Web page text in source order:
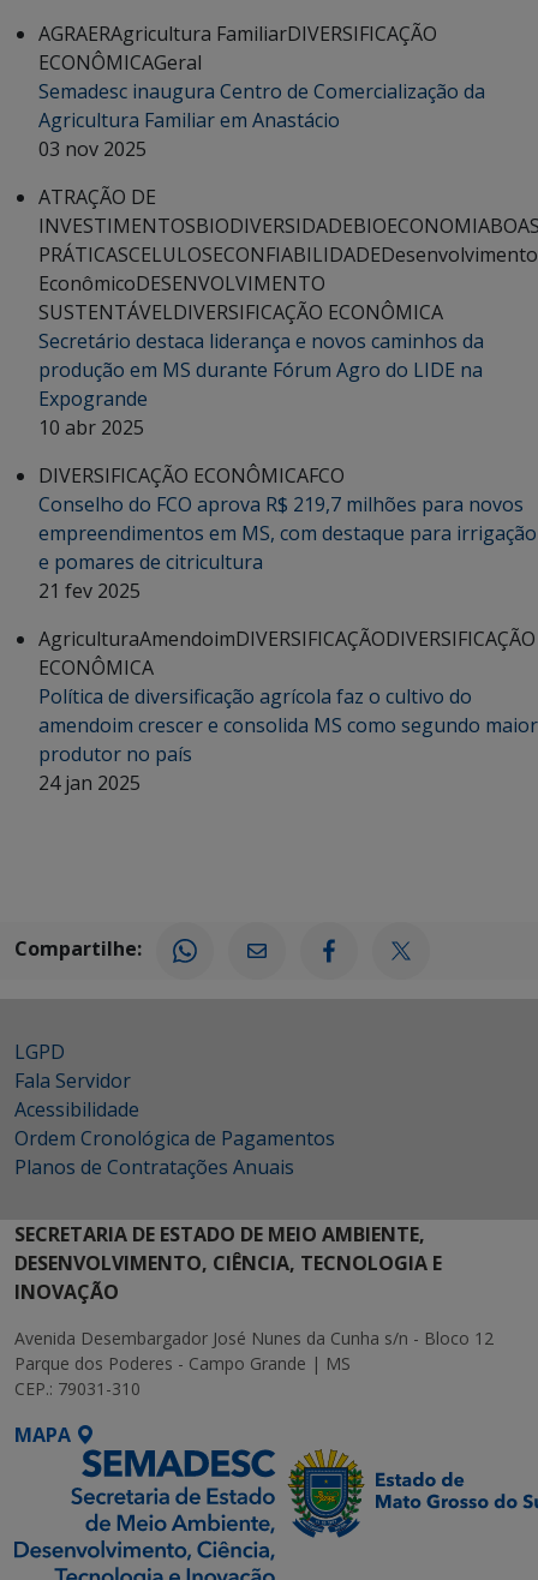
AGRAERAgricultura FamiliarDIVERSIFICAÇÃO
ECONÔMICAGeral
Semadesc inaugura Centro de Comercialização da
Agricultura Familiar em Anastácio
03 nov 2025
ATRAÇÃO DE
INVESTIMENTOSBIODIVERSIDADEBIOECONOMIA
PRÁTICASCELULOSECONFIABILIDADEDesenvolvimento
EconômicoDESENVOLVIMENTO
SUSTENTÁVELDIVERSIFICAÇÃO ECONÔMICA
Secretário destaca liderança e novos caminhos da
produção em MS durante Fórum Agro do LIDE na
Expogrande
10 abr 2025
DIVERSIFICAÇÃO ECONÔMICAFCO
Conselho do FCO aprova R$ 219,7 milhões para novos
empreendimentos em MS, com destaque para irrigação
e pomares de citricultura
21 fev 2025
AgriculturaAmendoimDIVERSIFICAÇÃODIVERSIFICAÇÃO
ECONÔMICA
Política de diversificação agrícola faz o cultivo do
amendoim crescer e consolida MS como segundo maior
produtor no país
24 jan 2025
Compartilhe:
LGPD
Fala Servidor
Acessibilidade
Ordem Cronológica de Pagamentos
Planos de Contratações Anuais
SECRETARIA DE ESTADO DE MEIO AMBIENTE,
DESENVOLVIMENTO, CIÊNCIA, TECNOLOGIA E
INOVAÇÃO
Avenida Desembargador José Nunes da Cunha s/n - Bloco 12
Parque dos Poderes - Campo Grande | MS
CEP.: 79031-310
MAPA